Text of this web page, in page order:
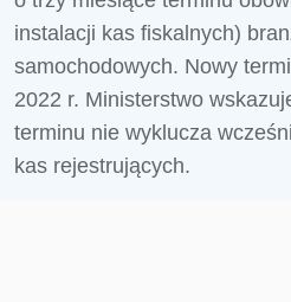
instalacji kas fiskalnych)
samochodowych. Nowy
2022 r. Ministerstwo
terminu nie wyklucza
kas rejestrujących.